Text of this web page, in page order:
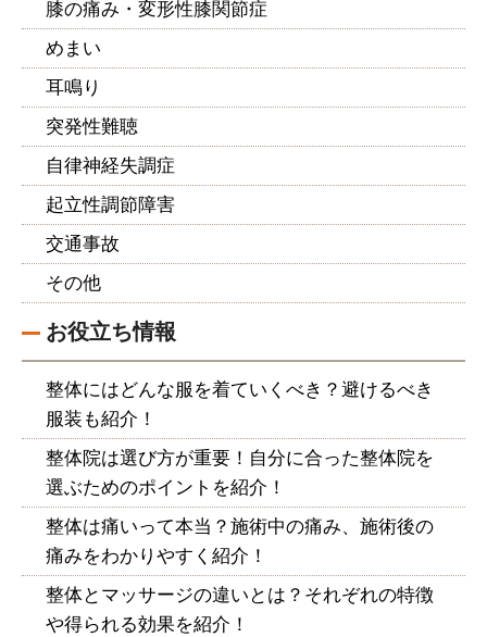
膝の痛み・変形性膝関節症
めまい
耳鳴り
突発性難聴
自律神経失調症
起立性調節障害
交通事故
その他
お役立ち情報
整体にはどんな服を着ていくべき？避けるべき
服装も紹介！
整体院は選び方が重要！自分に合った整体院を
選ぶためのポイントを紹介！
整体は痛いって本当？施術中の痛み、施術後の
痛みをわかりやすく紹介！
整体とマッサージの違いとは？それぞれの特徴
や得られる効果を紹介！